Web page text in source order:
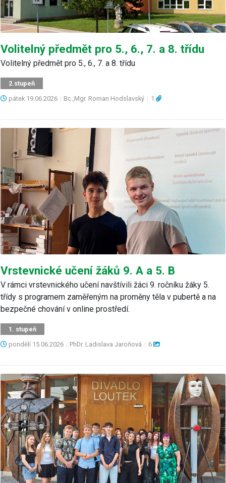
Volitelný předmět pro 5., 6., 7. a 8. třídu
Volitelný předmět pro 5., 6., 7. a 8. třídu
2.stupeň
pátek 19.06.2026 | Bc.,Mgr. Roman Hodslavský | 1
Vrstevnické učení žáků 9. A a 5. B
V rámci vrstevnického učení navštívili žáci 9. ročníku žáky 5.
třídy s programem zaměřeným na proměny těla v pubertě a na
bezpečné chování v online prostředí.
1. stupeň
pondělí 15.06.2026 | PhDr. Ladislava Jaroňová | 6